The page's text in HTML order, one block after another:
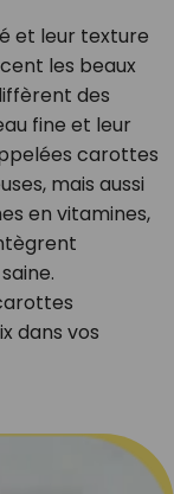
et leur texture
les beaux
des
fine et leur
carottes
mais aussi
en vitamines,
dans vos